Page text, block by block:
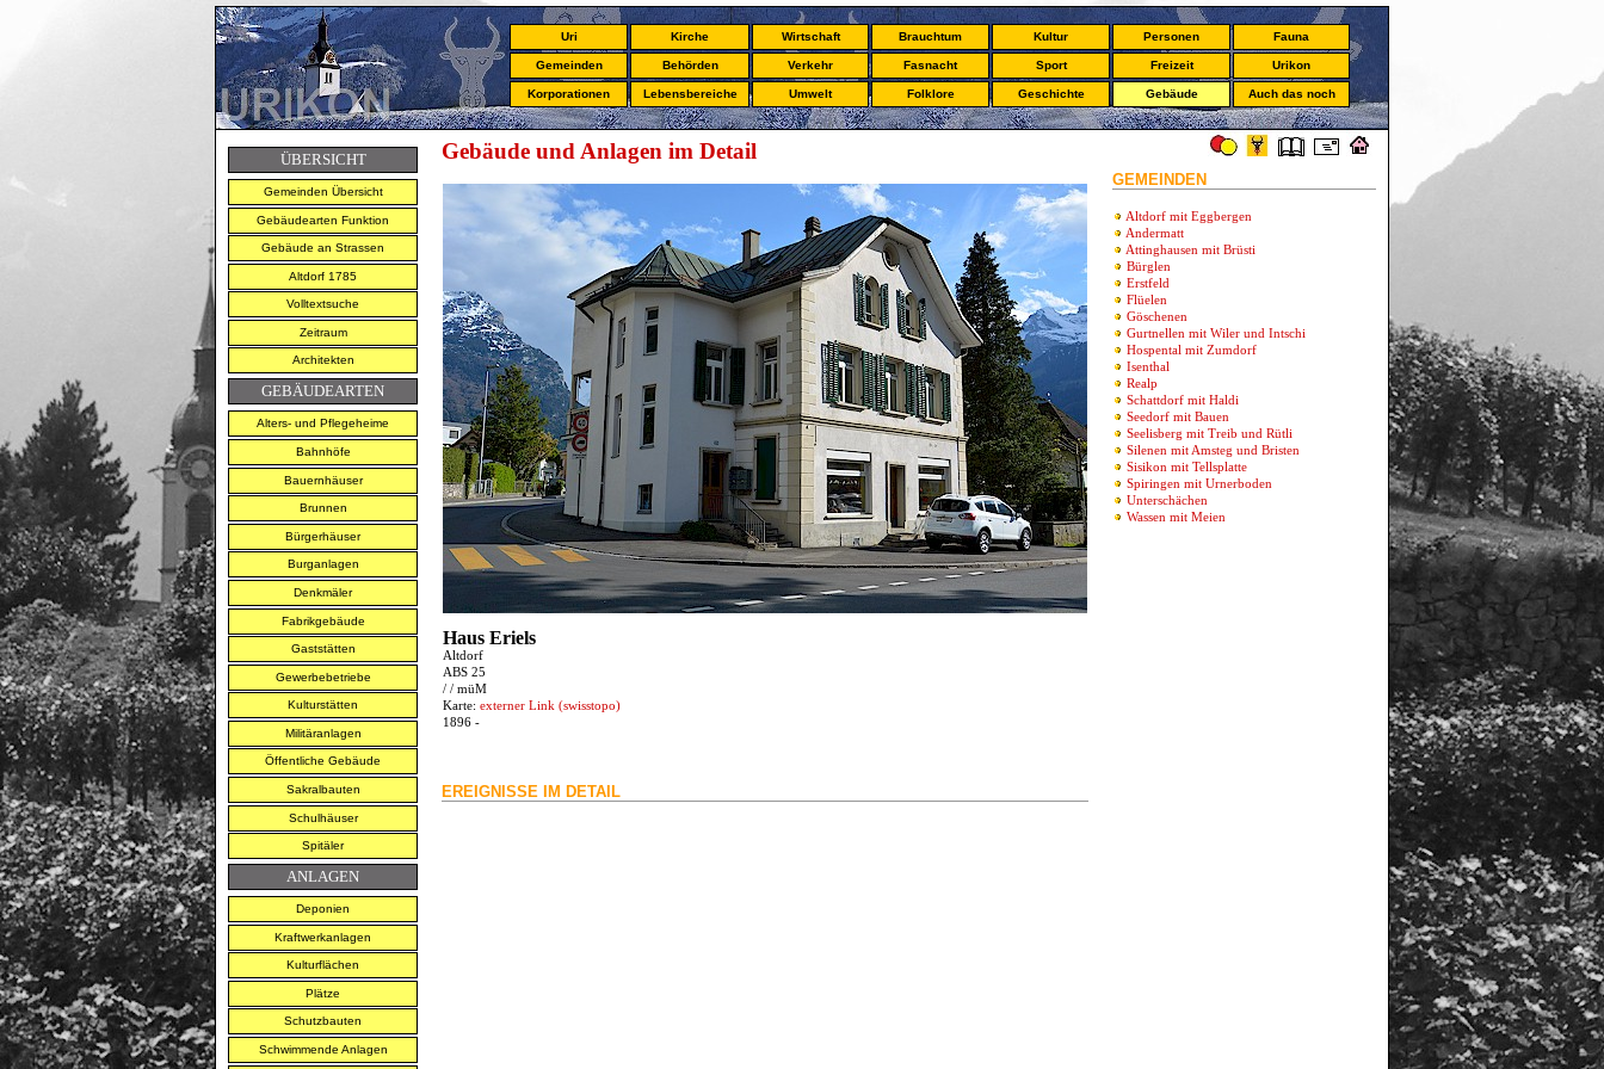
Uri Kirche Wirtschaft Brauchtum Kultur Personen Fauna
Gemeinden Behörden Verkehr Fasnacht Sport Freizeit Urikon
Korporationen Lebensbereiche Umwelt Folklore Geschichte Gebäude Auch das noch
ÜBERSICHT
Gemeinden Übersicht
Gebäudearten Funktion
Gebäude an Strassen
Altdorf 1785
Volltextsuche
Zeitraum
Architekten
GEBÄUDEARTEN
Alters- und Pflegeheime
Bahnhöfe
Bauernhäuser
Brunnen
Bürgerhäuser
Burganlagen
Denkmäler
Fabrikgebäude
Gaststätten
Gewerbebetriebe
Kulturstätten
Militäranlagen
Öffentliche Gebäude
Sakralbauten
Schulhäuser
Spitäler
ANLAGEN
Deponien
Kraftwerkanlagen
Kulturflächen
Plätze
Schutzbauten
Schwimmende Anlagen
Gebäude und Anlagen im Detail
Haus Eriels
Altdorf
ABS 25
/ / müM
Karte: externer Link (swisstopo)
1896 -
EREIGNISSE IM DETAIL
GEMEINDEN
Altdorf mit Eggbergen
Andermatt
Attinghausen mit Brüsti
Bürglen
Erstfeld
Flüelen
Göschenen
Gurtnellen mit Wiler und Intschi
Hospental mit Zumdorf
Isenthal
Realp
Schattdorf mit Haldi
Seedorf mit Bauen
Seelisberg mit Treib und Rütli
Silenen mit Amsteg und Bristen
Sisikon mit Tellsplatte
Spiringen mit Urnerboden
Unterschächen
Wassen mit Meien